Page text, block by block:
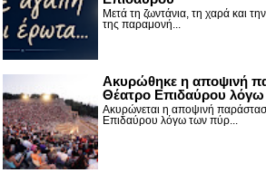
Μετά τη ζωντάνια, τη χαρά και
της παραμονή...
Ακυρώθηκε η αποψινή
Θέατρο Επιδαύρου
Ακυρώνεται η αποψινή
Επιδαύρου λόγω των πύρ...